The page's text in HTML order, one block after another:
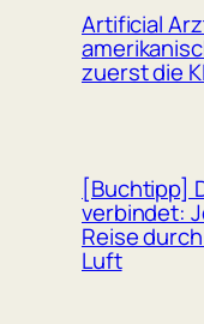
Artificial
zuerst die
[Buchtipp]
verbindet:
Reise
Luft